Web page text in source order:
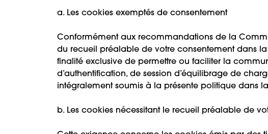
a. Les cookies exemptés de consentement
Conformément aux recommandations de la
du recueil préalable de votre consentement dans
finalité exclusive de permettre ou faciliter la
d’authentification, de session d’équilibrage de
intégralement soumis à la présente politique dans
b. Les cookies nécessitant le recueil préalable de